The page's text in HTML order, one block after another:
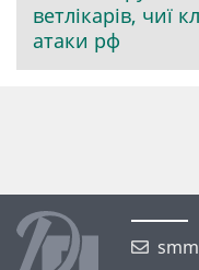
ветлікарів, чиї
атаки рф